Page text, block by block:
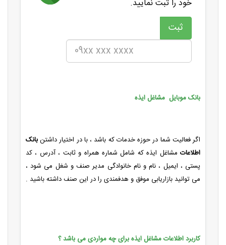
خود را ثبت نمایید.
بانک موبایل مشاغل ایذه
اگر فعالیت شما در حوزه خدمات که باشد ، با در اختیار داشتنبانک
اطلاعات مشاغل ایذه که شامل شماره همراه و ثابت ، آدرس ، کد
پستی ، ایمیل ، نام و نام خانوادگی مدیر صنف و شغل می شود ،
می توانید بازاریابی موفق و هدفمندی را در این صنف داشته باشید .
کاربرد اطلاعات مشاغل ایذه برای چه مواردی می باشد ؟